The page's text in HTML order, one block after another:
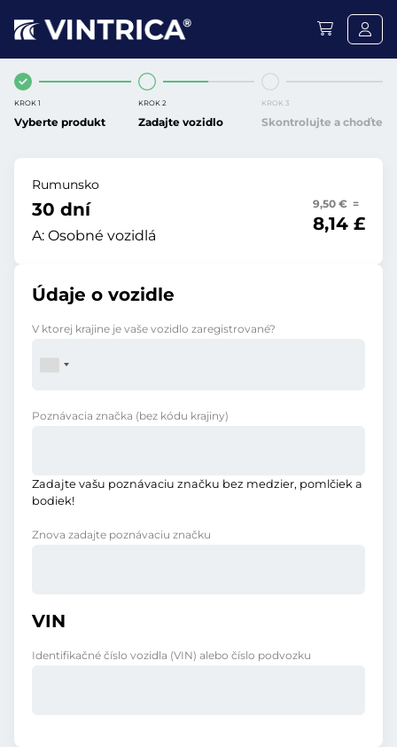
KROK 1
Vyberte produkt
KROK 2
Zadajte vozidlo
KROK 3
Skontrolujte a choďte
Rumunsko
30 dní
A: Osobné vozidlá
9,50 € =
8,14 £
Údaje o vozidle
V ktorej krajine je vaše vozidlo zaregistrované?
Poznávacia značka (bez kódu krajiny)
Zadajte vašu poznávaciu značku bez medzier, pomlčiek a
bodiek!
Znova zadajte poznávaciu značku
VIN
Identifikačné číslo vozidla (VIN) alebo číslo podvozku